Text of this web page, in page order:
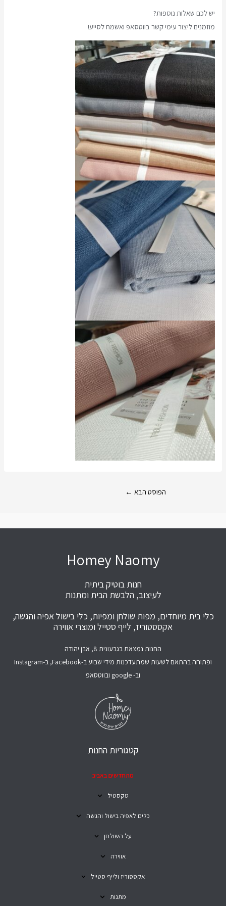
יש לכם שאלות נוספות?
מוזמנים ליצור עימי קשר בווטסאפ ואשמח לסייע!
הפוסט הבא ←
Homey Naomy
חנות בוטיק ביתית
לעיצוב, הלבשת הבית ומתנות
כלי בית מיוחדים, מפות שולחן ומפיות, כלי בישול אפיה והגשה,
אקססטוריז, לייף סטייל ומוצרי אווירה
החנות נמצאת בגבעונית 8, אבן יהודה
ופתוחה בהתאם לשעות שמתעדכנות מידי שבוע ב-Facebook, ב-Instagram
וב- google ובווטסאפ
קטגוריות החנות
מתחדשים באביב
טקסטיל
כלים לאפיה בישול והגשה
על השולחן
אווירה
אקססוריז ולייף סטייל
מתנות